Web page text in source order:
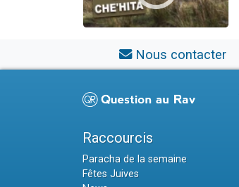
Nous contacter
Raccourcis
Paracha de la semaine
Fêtes Juives